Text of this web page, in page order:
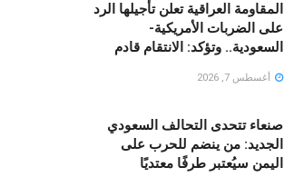
المقاومة العراقية تعلن تأجيلها الرد
على الضربات الأمريكية-
السعودية.. وتؤكد: الانتقام قادم
أغسطس 7, 2026
صنعاء تتحدى التحالف السعودي
الجديد: من ينضم للحرب على
اليمن سيُعتبر طرفًا معتديًا